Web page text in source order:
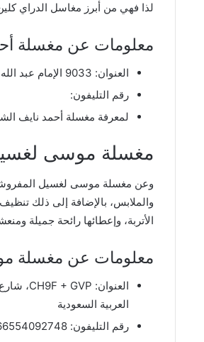
لذا فهي من أبرز مغاسل الدراي
معلومات عن مغسلة
العنوان: 9033 الإمام عبد الله بن فيصل بن تركي، 3430، العوايشة،، تبوك 47914، المملكة العربية السعودية.
رقم التليفون:
لمعرفة مغسلة أحمد نايف
مغسلة موسى
وعن مغسلة موسى لغسيل
والملابس، بالإضافة إلى ذلك تنظيف
الأتربة، وإعطائها رائحة جميلة
معلومات عن مغسلة
العنوان:
العربية السعودية
رقم التليفون: 966554092748 +